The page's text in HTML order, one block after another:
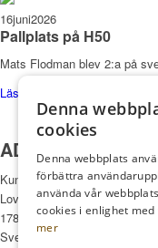
16juni2026
Pallplats på H50
Mats Flodman blev 2:a på
Läs mer
ADRESS
Kungl. Drottningholms GK
Lovö Kyrkallé 1
178 93 Drottningholm
Sverige
Denna
cookies
Denna webbplats
förbättra
använda vår
cookies i enlighet
mer